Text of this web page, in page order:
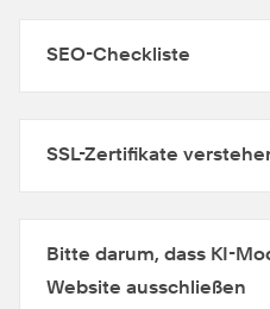
SEO-Checkliste
SSL-Zertifikate
Bitte darum, dass KI-
Website ausschließen